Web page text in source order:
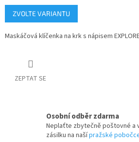
Měrná
cena:
ZVOLTE VARIANTU
Maskáčová klíčenka na krk s nápisem
ZEPTAT SE
Osobní odběr zdarma
Neplaťte zbytečně poštovné a
zásilku na našípražské